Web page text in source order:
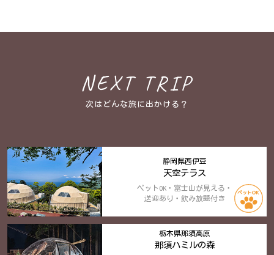
NEXT TRIP
次はどんな旅に出かける？
静岡県西伊豆
天空テラス
ペットOK・富士山が見える・
送迎あり・飲み放題付き
栃木県那須高原
那須ハミルの森